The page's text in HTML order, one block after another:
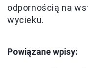
odpornością na
wycieku.
Powiązane wpisy: